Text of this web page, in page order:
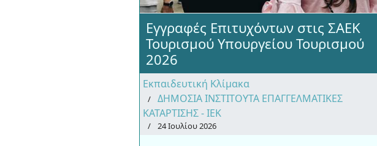
Εγγραφές Επιτυχόντων στις ΣΑΕΚ
Τουρισμού Υπουργείου Τουρισμού
2026
Εκπαιδευτική Κλίμακα
ΔΗΜΟΣΙΑ ΙΝΣΤΙΤΟΥΤΑ ΕΠΑΓΓΕΛΜΑΤΙΚΕΣ
ΚΑΤΑΡΤΙΣΗΣ - ΙΕΚ
24 Ιουλίου 2026